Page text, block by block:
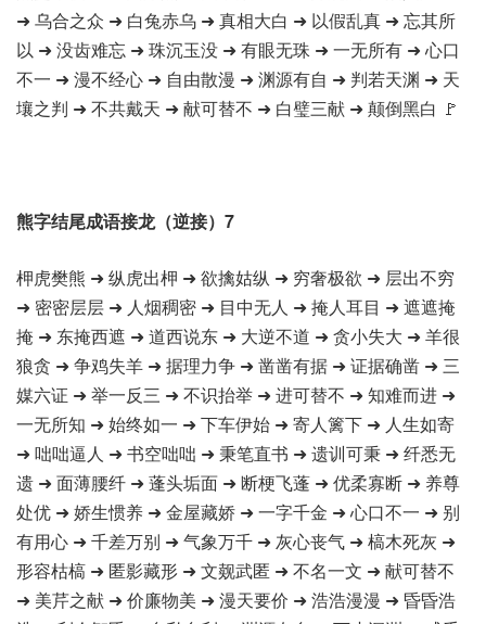
➜ 乌合之众 ➜ 白兔赤乌 ➜ 真相大白 ➜ 以假乱真 ➜ 忘其所
以 ➜ 没齿难忘 ➜ 珠沉玉没 ➜ 有眼无珠 ➜ 一无所有 ➜ 心口
不一 ➜ 漫不经心 ➜ 自由散漫 ➜ 渊源有自 ➜ 判若天渊 ➜ 天
壤之判 ➜ 不共戴天 ➜ 献可替不 ➜ 白璧三献 ➜ 颠倒黑白 🚩
熊字结尾成语接龙（逆接）7
柙虎樊熊 ➜ 纵虎出柙 ➜ 欲擒姑纵 ➜ 穷奢极欲 ➜ 层出不穷
➜ 密密层层 ➜ 人烟稠密 ➜ 目中无人 ➜ 掩人耳目 ➜ 遮遮掩
掩 ➜ 东掩西遮 ➜ 道西说东 ➜ 大逆不道 ➜ 贪小失大 ➜ 羊很
狼贪 ➜ 争鸡失羊 ➜ 据理力争 ➜ 凿凿有据 ➜ 证据确凿 ➜ 三
媒六证 ➜ 举一反三 ➜ 不识抬举 ➜ 进可替不 ➜ 知难而进 ➜
一无所知 ➜ 始终如一 ➜ 下车伊始 ➜ 寄人篱下 ➜ 人生如寄
➜ 咄咄逼人 ➜ 书空咄咄 ➜ 秉笔直书 ➜ 遗训可秉 ➜ 纤悉无
遗 ➜ 面薄腰纤 ➜ 蓬头垢面 ➜ 断梗飞蓬 ➜ 优柔寡断 ➜ 养尊
处优 ➜ 娇生惯养 ➜ 金屋藏娇 ➜ 一字千金 ➜ 心口不一 ➜ 别
有用心 ➜ 千差万别 ➜ 气象万千 ➜ 灰心丧气 ➜ 槁木死灰 ➜
形容枯槁 ➜ 匿影藏形 ➜ 文觌武匿 ➜ 不名一文 ➜ 献可替不
➜ 美芹之献 ➜ 价廉物美 ➜ 漫天要价 ➜ 浩浩漫漫 ➜ 昏昏浩